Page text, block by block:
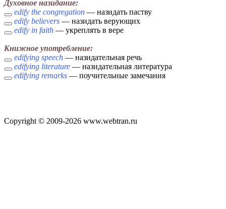
Духовное назидание:
edify the congregation — назидать паству
edify believers — назидать верующих
edify in faith — укреплять в вере
Книжное употребление:
edifying speech — назидательная речь
edifying literature — назидательная литература
edifying remarks — поучительные замечания
Copyright © 2009-2026 www.webtran.ru